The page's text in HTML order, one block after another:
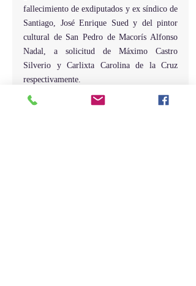
fallecimiento de exdiputados y ex síndico de
Santiago, José Enrique Sued y del pintor
cultural de San Pedro de Macorís Alfonso
Nadal, a solicitud de Máximo Castro
Silverio y Carlixta Carolina de la Cruz
respectivamente.
Al dejar cerrados los trabajos de la sesión, el